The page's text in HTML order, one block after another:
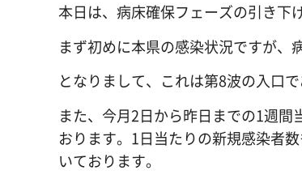
本日は、病床確保フェーズの引き下
まず初めに本県の感染状況ですが、
となりまして、これは第8波の入口
また、今月2日から昨日までの1週
おります。1日当たりの新規感染者
いております。